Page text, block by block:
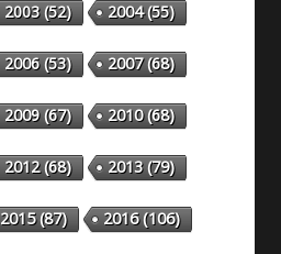
2003(52) 2004(55)
2006(53) 2007(68)
2009(67) 2010(68)
2012(68) 2013(79)
2015(87) 2016(106)